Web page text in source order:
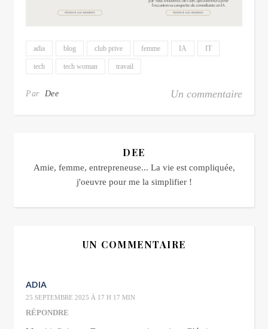
adia blog club prive femme IA IT
tech tech woman travail
Par Dee Un commentaire
DEE
Amie, femme, entrepreneuse... La vie est compliquée,
j'oeuvre pour me la simplifier !
UN COMMENTAIRE
ADIA
25 SEPTEMBRE 2025 À 17 H 17 MIN
RÉPONDRE